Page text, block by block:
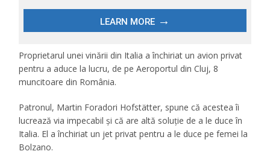
Proprietarul unei vinării din Italia a închiriat un avion privat
pentru a aduce la lucru, de pe Aeroportul din Cluj, 8
muncitoare din România.
Patronul, Martin Foradori Hofstätter, spune că acestea îi
lucrează via impecabil și că are altă soluție de a le duce în
Italia. El a închiriat un jet privat pentru a le duce pe femei la
Bolzano.